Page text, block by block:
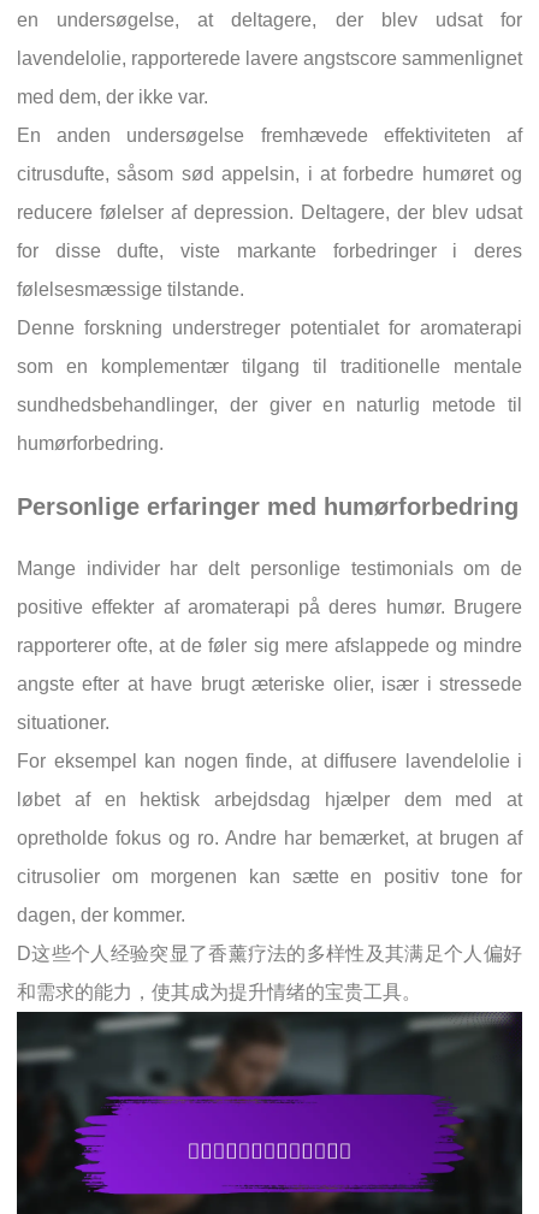
en undersøgelse, at deltagere, der blev udsat for
lavendelolie, rapporterede lavere angstscore sammenlignet
med dem, der ikke var.
En anden undersøgelse fremhævede effektiviteten af
citrusdufte, såsom sød appelsin, i at forbedre humøret og
reducere følelser af depression. Deltagere, der blev udsat
for disse dufte, viste markante forbedringer i deres
følelsesmæssige tilstande.
Denne forskning understreger potentialet for aromaterapi
som en komplementær tilgang til traditionelle mentale
sundhedsbehandlinger, der giver en naturlig metode til
humørforbedring.
Personlige erfaringer med humørforbedring
Mange individer har delt personlige testimonials om de
positive effekter af aromaterapi på deres humør. Brugere
rapporterer ofte, at de føler sig mere afslappede og mindre
angste efter at have brugt æteriske olier, især i stressede
situationer.
For eksempel kan nogen finde, at diffusere lavendelolie i
løbet af en hektisk arbejdsdag hjælper dem med at
opretholde fokus og ro. Andre har bemærket, at brugen af
citrusolier om morgenen kan sætte en positiv tone for
dagen, der kommer.
D这些个人经验突显了香薰疗法的多样性及其满足个人偏好
和需求的能力，使其成为提升情绪的宝贵工具。